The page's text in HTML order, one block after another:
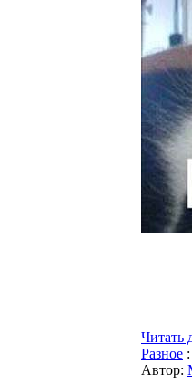
Читать
Разное :
Автор: